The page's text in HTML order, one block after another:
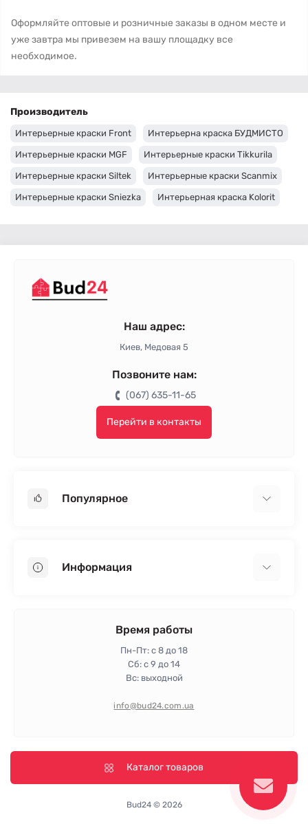
Оформляйте оптовые и розничные заказы в одном месте и
уже завтра мы привезем на вашу площадку все
необходимое.
Производитель
Интерьерные краски Front Интерьерна краска БУДМИСТО
Интерьерные краски MGF Интерьерные краски Tikkurila
Интерьерные краски Siltek Интерьерные краски Scanmix
Интерьерные краски Sniezka Интерьерная краска Kolorit
Наш адрес:
Киев, Медовая 5
Позвоните нам:
(067) 635-11-65
Перейти в контакты
Популярное
Пенопласт
Информация
Политика конфиденциальности
Время работы
Пн-Пт: с 8 до 18
Сб: с 9 до 14
Вс: выходной
info@bud24.com.ua
Каталог товаров
Bud24 © 2026